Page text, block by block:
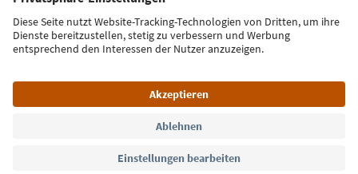
Jetzt anmelden